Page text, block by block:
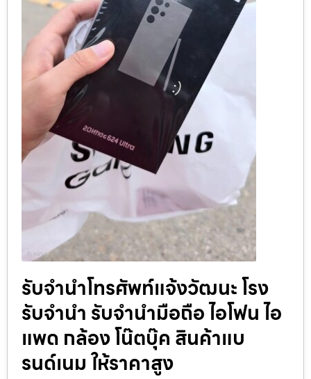
รับจำนำโทรศัพท์แจ้งวัฒนะ โรง
รับจำนำ รับจำนำมือถือ ไอโฟน ไอ
แพด กล้อง โน๊ตบุ๊ค สินค้าแบ
รนด์เนม ให้ราคาสูง